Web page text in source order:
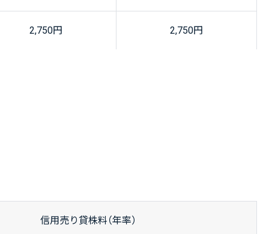
2,750円 2,750円
信用売り貸株料（年率）